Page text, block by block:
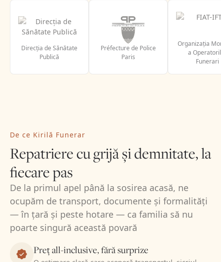
Direcția de Sănătate
Publică
Préfecture de Police
Paris
Organizația
a
Funerari
De ce Kirilă Funerar
Repatriere cu grijă și demnitate, la
fiecare pas
De la primul apel până la sosirea acasă, ne
ocupăm de transport, documente și formalități
— în țară și peste hotare — ca familia să nu
poarte singură această povară
Preț all-inclusive, fără surprize